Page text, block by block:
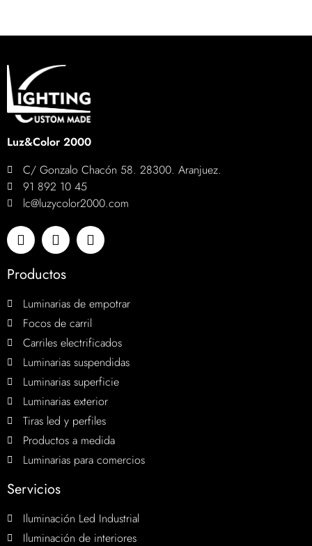
Luz&Color 2000
C/ Gonzalo Chacón 58. 28300. Aranjuez.
91 892 10 45
lc@luzycolor2000.com
Productos
Luminarias de empotrar
Focos de carril
Carriles electrificados
Luminarias suspendidas
Luminarias superficie
Luminarias exterior
Tiras led y perfiles
Productos a medida
Luminarias para comercios
Servicios
Iluminación Led Industrial
Iluminación de interiores